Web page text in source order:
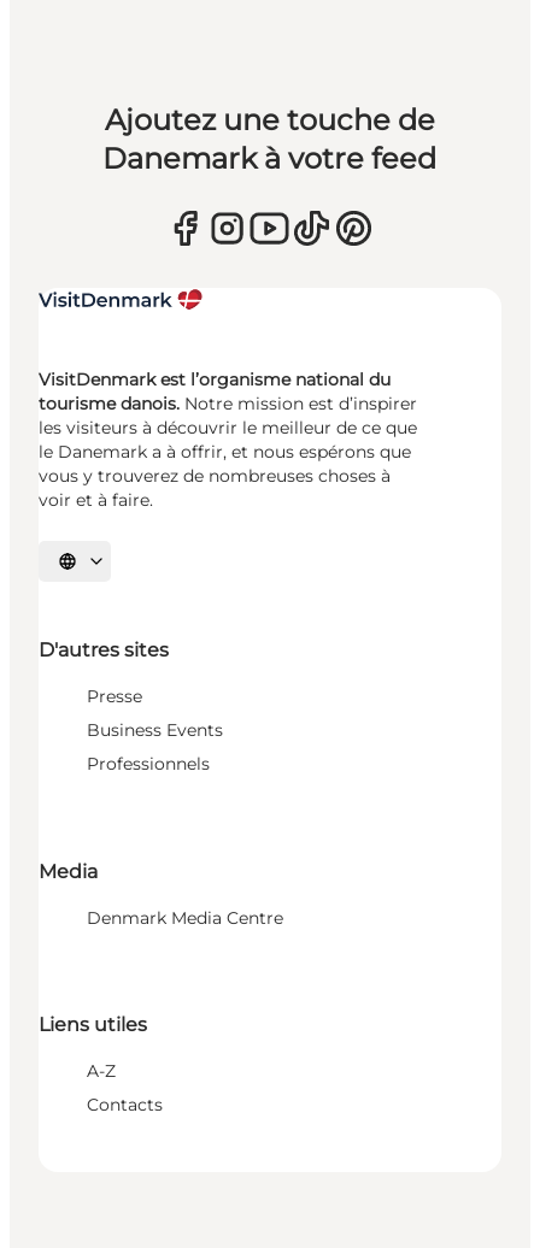
Ajoutez une touche de
Danemark à votre feed
VisitDenmark est l’organisme national du
tourisme danois. Notre mission est d’inspirer
les visiteurs à découvrir le meilleur de ce que
le Danemark a à offrir, et nous espérons que
vous y trouverez de nombreuses choses à
voir et à faire.
Choisissez la langue
D'autres sites
Presse
Business Events
Professionnels
Media
Denmark Media Centre
Liens utiles
A-Z
Contacts